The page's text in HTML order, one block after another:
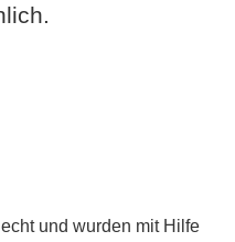
und wurden mit Hilfe